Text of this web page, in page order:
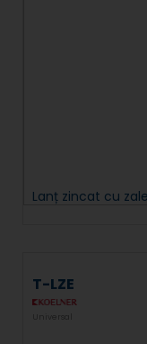
Lanț zincat cu
T-LZE
Universal